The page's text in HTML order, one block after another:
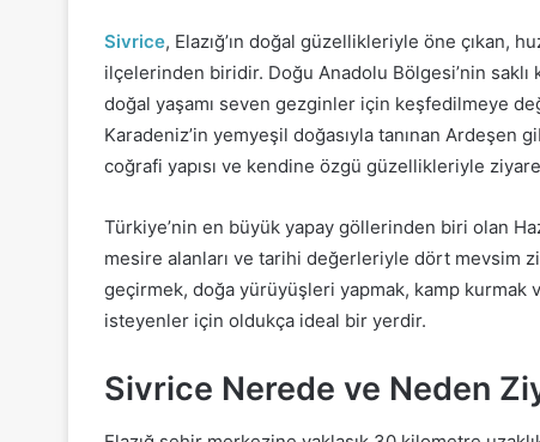
Sivrice, Elazığ’ın doğal güzellikleriyle öne çıkan,
ilçelerinden biridir. Doğu Anadolu Bölgesi’nin
doğal yaşamı seven gezginler için keşfedilmeye
Karadeniz’in yemyeşil doğasıyla tanınan
coğrafi yapısı ve kendine özgü güzellikleriyle
Türkiye’nin en büyük yapay göllerinden biri olan
mesire alanları ve tarihi değerleriyle dört mevsim
geçirmek, doğa yürüyüşleri yapmak, kamp kurmak
isteyenler için oldukça ideal bir yerdir.
Sivrice Nerede ve Neden